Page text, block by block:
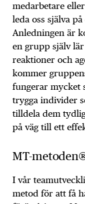
medarbetare
leda oss själva
Anledningen är
en grupp själv
reaktioner och
kommer
fungerar mycket
trygga individer
tilldela dem
på väg till ett
MT-
I vår
metod för att få